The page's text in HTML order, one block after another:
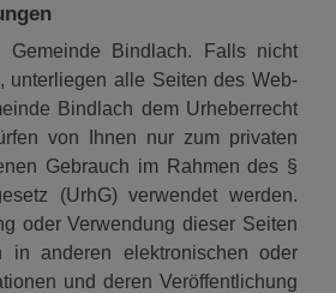
Bindlach. Falls nicht
unterliegen alle Seiten des Web-
Bindlach dem Urheberrecht
von Ihnen nur zum privaten
Gebrauch im Rahmen des §
(UrhG) verwendet werden.
oder Verwendung dieser Seiten
in anderen elektronischen oder
und deren Veröffentlichung